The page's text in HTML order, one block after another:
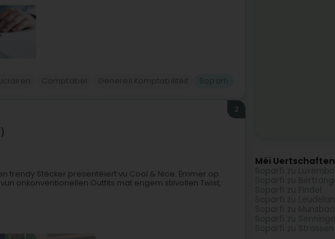
2
trendy Stécker presentéiert vu Cool & Nice. Ëmmer op
onkonventionellen Outfits mat engem stilvollen Twist,
Méi Uertschaften